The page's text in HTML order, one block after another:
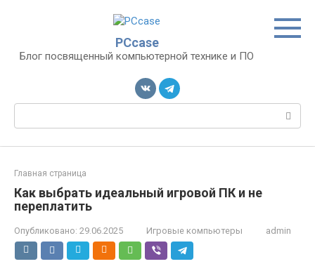
PCcase
Блог посвященный компьютерной технике и ПО
Поиск:
Главная страница
Как выбрать идеальный игровой ПК и не
переплатить
Опубликовано: 29.06.2025 Игровые компьютеры admin